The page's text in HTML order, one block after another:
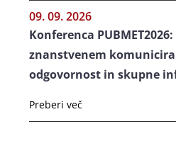
09. 09. 2026
Konferenca
znanstvenem
odgovornost in skupne
Preberi več